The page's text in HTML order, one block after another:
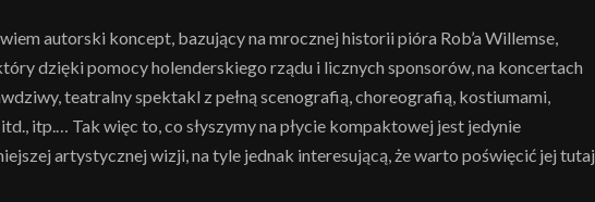
autorski koncept, bazujący na mrocznej historii pióra Rob’a Willemse,
dzięki pomocy holenderskiego rządu i licznych sponsorów, na koncertach
teatralny spektakl z pełną scenografią, choreografią, kostiumami,
itp.… Tak więc to, co słyszymy na płycie kompaktowej jest jedynie
artystycznej wizji, na tyle jednak interesującą, że warto poświęcić jej tutaj